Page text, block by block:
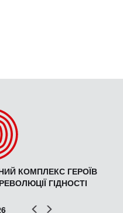
КОМПЛЕКС ГЕРОЇВ
ГІДНОСТІ
Попер